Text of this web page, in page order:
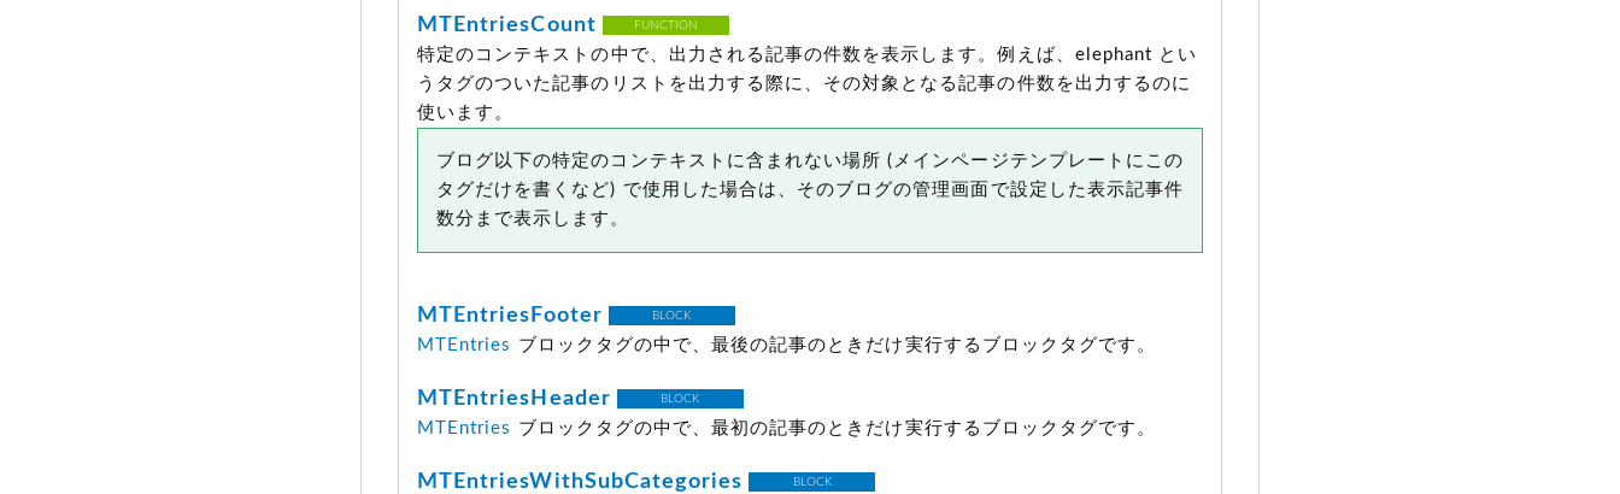
MTEntriesCount FUNCTION
特定のコンテキストの中で、出力される記事の件数を表示します。例えば、elephant とい
うタグのついた記事のリストを出力する際に、その対象となる記事の件数を出力するのに
使います。
ブログ以下の特定のコンテキストに含まれない場所(メインページテンプレートにこの
タグだけを書くなど) で使用した場合は、そのブログの管理画面で設定した表示記事件
数分まで表示します。
MTEntriesFooter BLOCK
MTEntries ブロックタグの中で、最後の記事のときだけ実行するブロックタグです。
MTEntriesHeader BLOCK
MTEntries ブロックタグの中で、最初の記事のときだけ実行するブロックタグです。
MTEntriesWithSubCategories BLOCK